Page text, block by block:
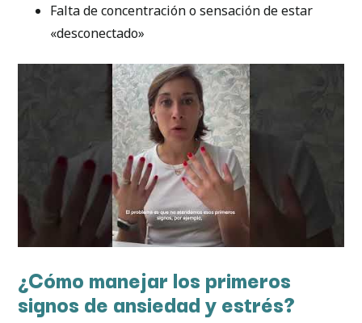
Falta de concentración o sensación de estar
«desconectado»
¿Cómo manejar los primeros
signos de ansiedad y estrés?